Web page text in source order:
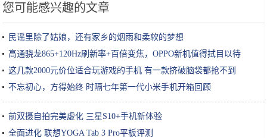
您可能感兴趣的文章
民谣里除了姑娘，还有家乡的烟雨和柔软的梦想
高通骁龙865+120Hz刷新率+百倍变焦，OPPO新机值得拭目以待
这几款2000元价位适合玩游戏的手机 有一款挤破脑袋都抢不到
不忘初心，方得始终 时隔七年第一代小米手机开箱回顾
前双摄自拍完美虚化 三星S10+手机新体验
全面进化 联想YOGA Tab 3 Pro平板评测